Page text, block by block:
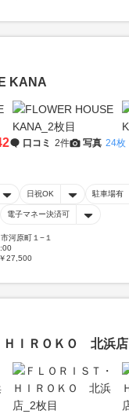
KANA
口コミ 2件 写真 24枚
日祝OK 駐車場有
電子マネー決済可
河原町１−１
27,500
ＨＩＲＯＫＯ 北浜店